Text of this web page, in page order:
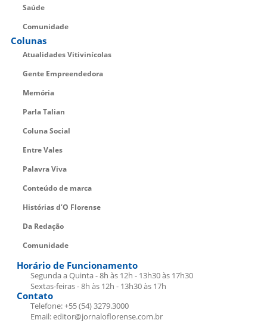
Saúde
Comunidade
Colunas
Atualidades Vitivinícolas
Gente Empreendedora
Memória
Parla Talian
Coluna Social
Entre Vales
Palavra Viva
Conteúdo de marca
Histórias d’O Florense
Da Redação
Comunidade
Horário de Funcionamento
Segunda a Quinta - 8h às 12h - 13h30 às 17h30
Sextas-feiras - 8h às 12h - 13h30 às 17h
Contato
Telefone: +55 (54) 3279.3000
Email: editor@jornaloflorense.com.br